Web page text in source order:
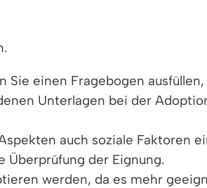
einen Fragebogen
Unterlagen bei der
auch soziale Faktoren
Überprüfung der Eignung.
werden, da es mehr